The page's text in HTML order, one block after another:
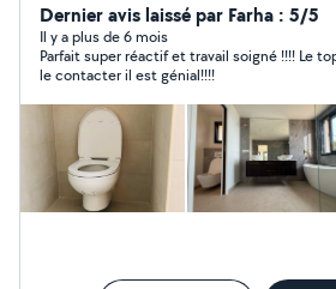
gratuit ou toute demande
Dernier avis laissé par Farha : 5/5
Il y a plus de 6 mois
Parfait super réactif et travail soigné !!!! Le
le contacter il est génial!!!!